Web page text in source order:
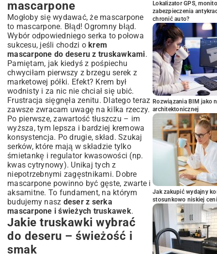
mascarpone
Mogłoby się wydawać, że mascarpone
to mascarpone. Błąd! Ogromny błąd.
Wybór odpowiedniego serka to połowa
sukcesu, jeśli chodzi o krem
mascarpone do deseru z truskawkami.
Pamiętam, jak kiedyś z pośpiechu
chwyciłam pierwszy z brzegu serek z
marketowej półki. Efekt? Krem był
wodnisty i za nic nie chciał się ubić.
Frustracja sięgnęła zenitu. Dlatego teraz
zawsze zwracam uwagę na kilka rzeczy.
Po pierwsze, zawartość tłuszczu – im
wyższa, tym lepsza i bardziej kremowa
konsystencja. Po drugie, skład. Szukaj
serków, które mają w składzie tylko
śmietankę i regulator kwasowości (np.
kwas cytrynowy). Unikaj tych z
niepotrzebnymi zagęstnikami. Dobre
mascarpone powinno być gęste, zwarte i
aksamitne. To fundament, na którym
budujemy nasz deser z serka
mascarpone i świeżych truskawek.
Jakie truskawki wybrać
do deseru – świeżość i
smak
Lokalizator GPS,
zabezpieczenia
chronić auto?
Rozwiązania BIM jako
architektonicznej
Jak zakupić wydajny
stosunkowo niskiej